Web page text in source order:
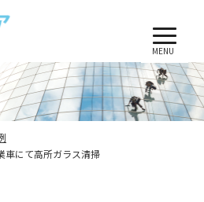
MENU
にて高所ガラス清掃